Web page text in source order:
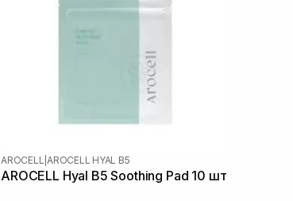
AROCELL AROCELL HYAL B5
AROCELL Hyal B5 Soothing Pad 10 шт